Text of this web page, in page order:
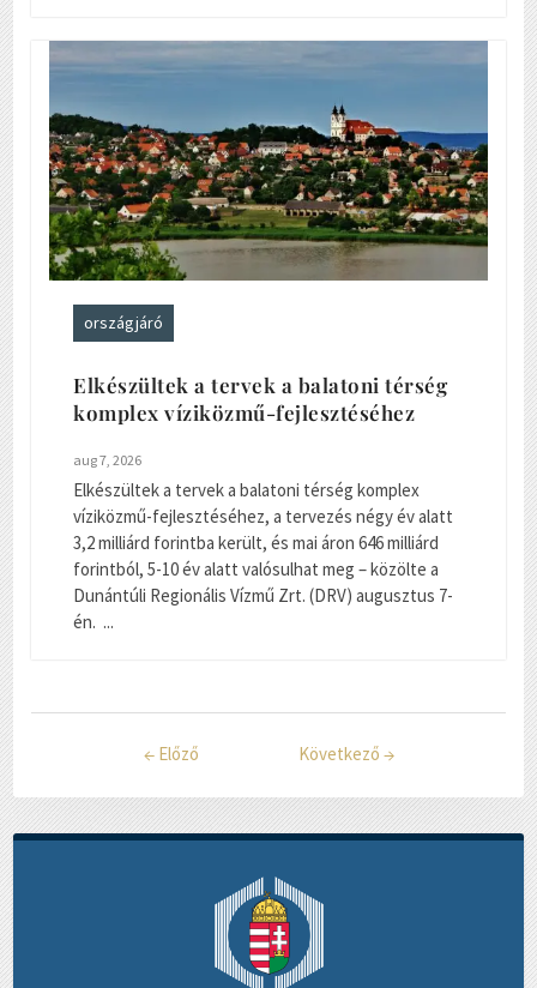
országjáró
Elkészültek a tervek a balatoni térség
komplex víziközmű-fejlesztéséhez
aug 7, 2026
Elkészültek a tervek a balatoni térség komplex
víziközmű-fejlesztéséhez, a tervezés négy év alatt
3,2 milliárd forintba került, és mai áron 646 milliárd
forintból, 5-10 év alatt valósulhat meg – közölte a
Dunántúli Regionális Vízmű Zrt. (DRV) augusztus 7-
én. ...
← Előző Következő →